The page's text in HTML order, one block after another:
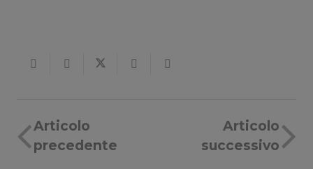
Articolo
precedente
Articolo
successivo